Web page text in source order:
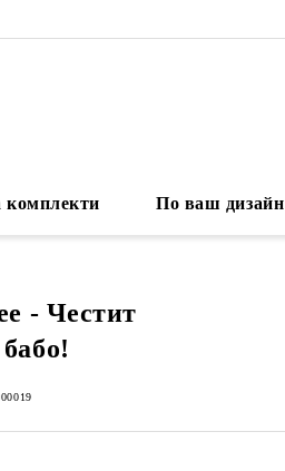
комплекти По ваш дизайн
- Честит